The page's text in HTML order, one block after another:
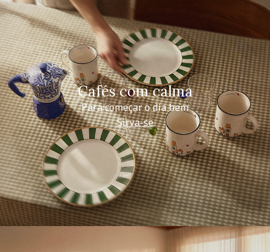
Cafés com calma
Para começar o dia bem
Sirva-se